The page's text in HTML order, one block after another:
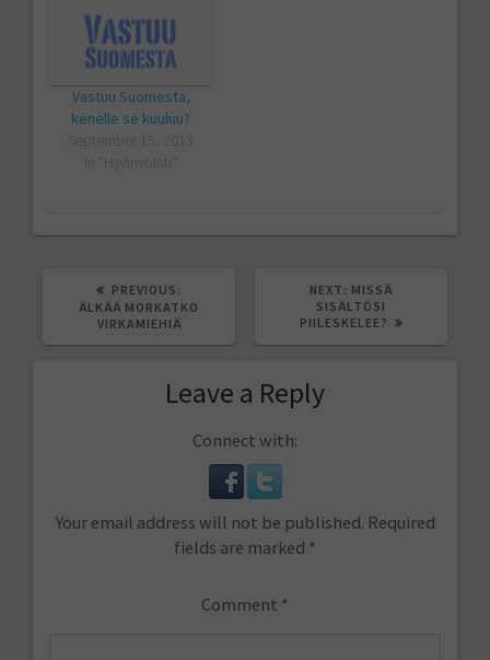
estää heidän
työskentelyään. A...
Vastuu Suomesta,
kenelle se kuuluu?
September 15, 2013
PREVIOUS:
POST:
ÄLKÄÄ MORKATKO
VIRKAMIEHIÄ
NEXT: NEXT
POST:
MISSÄ
SISÄLTÖSI
PIILESKELEE?
Leave a Reply
Connect with:
Your email address will not be published. Required
fields are marked *
Comment *